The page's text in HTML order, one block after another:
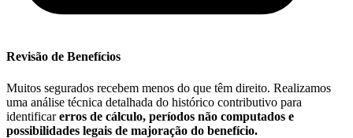
Revisão de Benefícios
Muitos segurados recebem menos do que têm direito. Realizamos
uma análise técnica detalhada do histórico contributivo para
identificarerros de cálculo, períodos não computados e
possibilidades legais de majoração do benefício.